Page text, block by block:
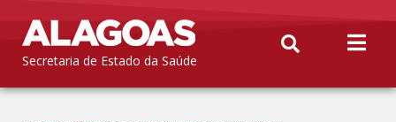
Secretaria de Estado da Saúde